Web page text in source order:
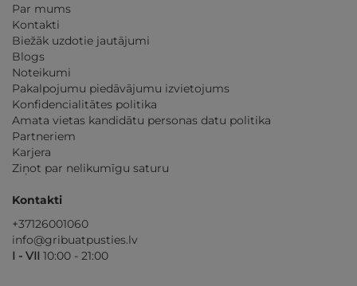
Par mums
Kontakti
Biežāk uzdotie jautājumi
Blogs
Noteikumi
Pakalpojumu piedāvājumu izvietojums
Konfidencialitātes politika
Amata vietas kandidātu personas datu politika
Partneriem
Karjera
Ziņot par nelikumīgu saturu
Kontakti
+37126001060
info@gribuatpusties.lv
I - VII 10:00 - 21:00